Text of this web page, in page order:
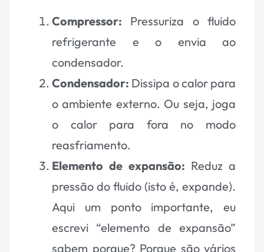
Compressor: Pressuriza o fluido
refrigerante e o envia ao
condensador.
Condensador: Dissipa o calor para
o ambiente externo. Ou seja, joga
o calor para fora no modo
reasfriamento.
Elemento de expansão: Reduz a
pressão do fluido (isto é, expande).
Aqui um ponto importante, eu
escrevi “elemento de expansão”
sabem porque? Porque são vários